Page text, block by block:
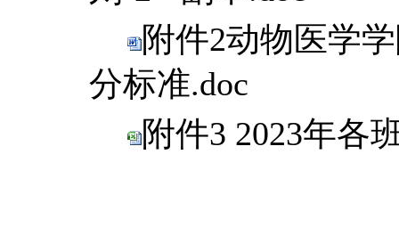
附件2动物医学
分标准.doc
附件3 2023年各